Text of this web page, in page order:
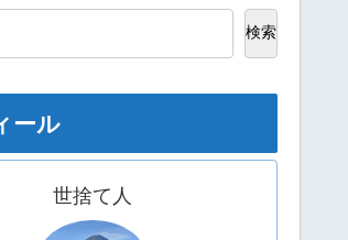
検索
ール
世捨て人